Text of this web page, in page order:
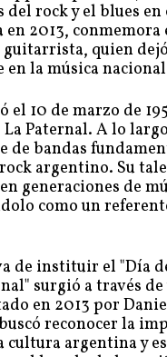
del rock y el blues en
en 2013,
quien
la música
el 10 de marzo de
Paternal. A lo
de bandas
argentino. Su
generaciones de
como un
de instituir el "Día
surgió a través
en 2013 por
reconocer la
cultura argentina y